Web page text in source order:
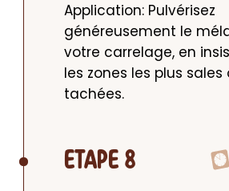
Application: Pulvérisez
généreusement le
votre carrelage, en
les zones les plus sales
tachées.
ETAPE 8